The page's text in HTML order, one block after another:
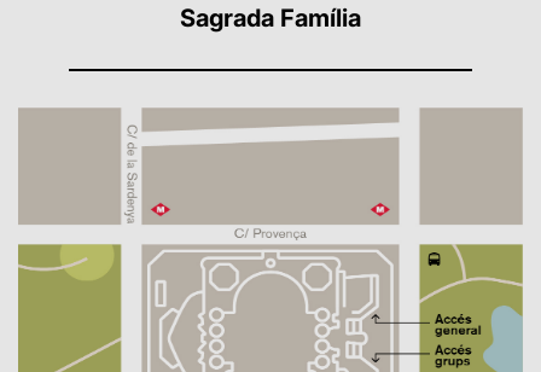
Sagrada Família